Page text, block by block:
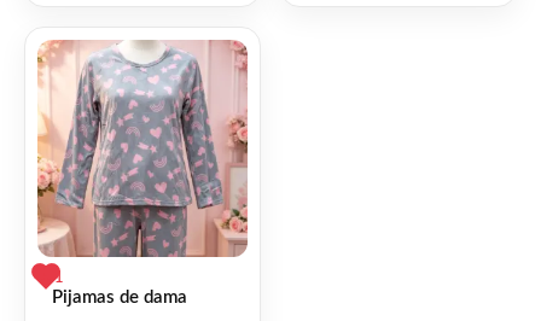
5
1
Pijamas de dama